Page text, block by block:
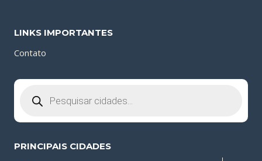
LINKS IMPORTANTES
Contato
produtos
PRINCIPAIS CIDADES